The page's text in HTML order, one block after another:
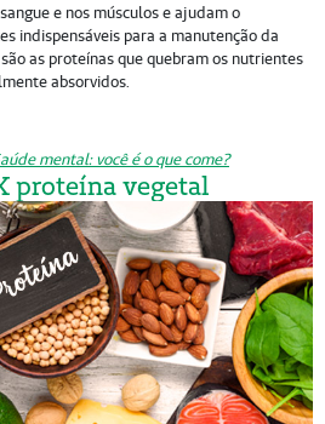
e nos músculos e ajudam o
indispensáveis para a manutenção da
as proteínas que quebram os nutrientes
absorvidos.
mental: você é o que come?
proteína vegetal